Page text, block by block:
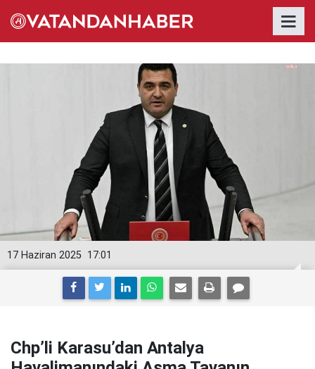
17:01
17 Haziran 2025
Chp’li Karasu’dan Antalya